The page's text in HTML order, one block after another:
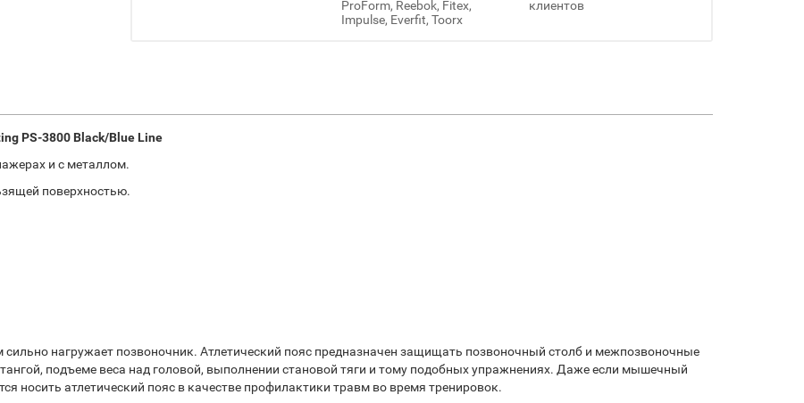
ProForm, Reebok, Fitex,
Impulse, Everfit, Toorx
клиентов
PS-3800 Black/Blue Line
и с металлом.
поверхностью.
нагружает позвоночник. Атлетический пояс предназначен защищать позвоночный столб и межпозвоночные
подъеме веса над головой, выполнении становой тяги и тому подобных упражнениях. Даже если мышечный
носить атлетический пояс в качестве профилактики травм во время тренировок.